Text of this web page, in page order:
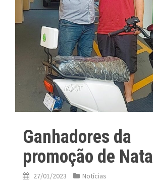
Ganhadores da
promoção de Natal
27/01/2023
Notícias